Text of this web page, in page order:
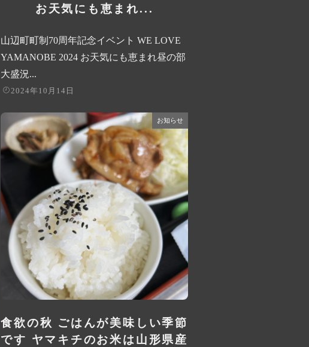
お天気にも恵まれ...
山辺町町制70周年記念イベント WE LOVE
YAMANOBE 2024 お天気にも恵まれ昼の部
大盛況...
2024年10月14日
お知らせ
食欲の秋 ごはんが美味しい季節
です ヤマキチのお米は山形県産